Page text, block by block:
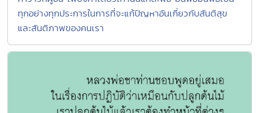
ทุกอย่างทุกประการในการที่จะแก้ปัญหาอันเกี่ยวกับสันติสุข
และสันติภาพของคนเรา